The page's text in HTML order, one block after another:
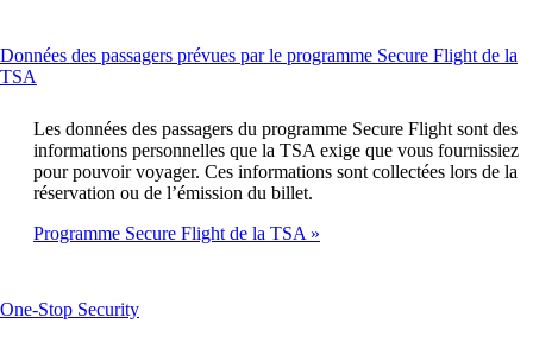
dans
fenêtre
susceptible
de
Données des passagers prévues par le programme Secure Flight de la
TSA
can
be
expanded
Les données des passagers du programme Secure Flight sont des
informations personnelles que la TSA exige que vous fournissiez
pour pouvoir voyager. Ces informations sont collectées lors de la
réservation ou de l’émission du billet.
Programme Secure Flight de la TSA
One-Stop SecurityThis